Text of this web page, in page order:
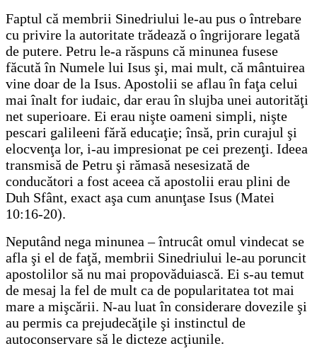
Faptul că membrii Sinedriului le-au pus o întrebare
cu privire la autoritate trădează o îngrijorare legată
de putere. Petru le-a răspuns că minunea fusese
făcută în Numele lui Isus şi, mai mult, că mântuirea
vine doar de la Isus. Apostolii se aflau în faţa celui
mai înalt for iudaic, dar erau în slujba unei autorităţi
net superioare. Ei erau nişte oameni simpli, nişte
pescari galileeni fără educaţie; însă, prin curajul şi
elocvenţa lor, i-au impresionat pe cei prezenţi. Ideea
transmisă de Petru şi rămasă nesesizată de
conducători a fost aceea că apostolii erau plini de
Duh Sfânt, exact aşa cum anunţase Isus (Matei
10:16-20).
Neputând nega minunea – întrucât omul vindecat se
afla şi el de faţă, membrii Sinedriului le-au poruncit
apostolilor să nu mai propovăduiască. Ei s-au temut
de mesaj la fel de mult ca de popularitatea tot mai
mare a mişcării. N-au luat în considerare dovezile şi
au permis ca prejudecăţile şi instinctul de
autoconservare să le dicteze acţiunile.